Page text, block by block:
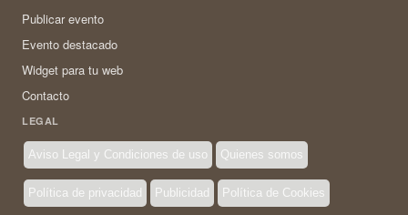
Publicar evento
Evento destacado
Widget para tu web
Contacto
LEGAL
Aviso Legal y Condiciones de uso Quienes somos
Política de privacidad Publicidad Política de Cookies